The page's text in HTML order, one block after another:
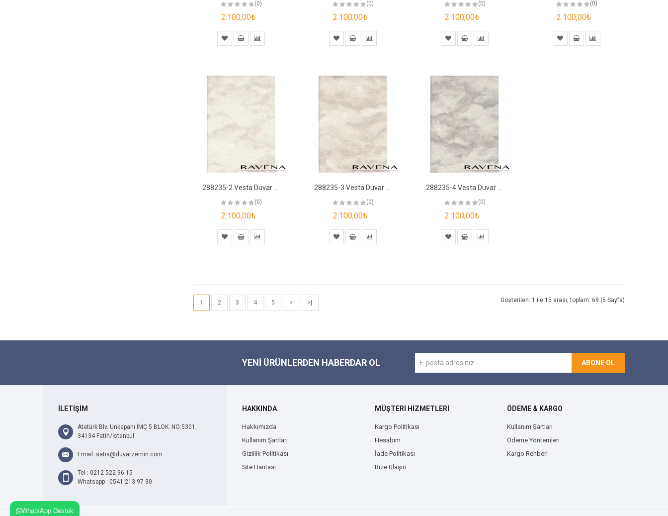
(0)
2.100,00₺
(0)
2.100,00₺
(0)
2.100,00₺
(0)
2.100,00₺
(0)
2.100,00₺
(0)
2.100,00₺
(0)
2.100,00₺
1 2 3 4 5 > >| Gösterilen: 1 ile 15 arası, toplam: 69 (5 Sayfa)
YENI ÜRÜNLERDEN HABERDAR OL ABONE OL
İLETİŞİM
Atatürk Blv. Unkapanı İMÇ 5 BLOK. NO:5301,
34134 Fatih/İstanbul
Email: satis@duvarzemin.com
Tel : 0212 522 96 15
Whatsapp : 0541 213 97 30
HAKKINDA
Hakkımızda
Kullanım Şartları
Gizlilik Politikası
Site Haritası
MÜŞTERİ HİZMETLERİ
Kargo Politikası
Hesabım
İade Politikası
Bize Ulaşın
ÖDEME & KARGO
Kullanım Şartları
Ödeme Yöntemleri
Kargo Rehberi
WhatsApp Destek